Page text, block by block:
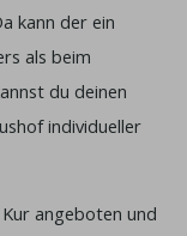
kann der ein
als beim
du deinen
individueller
angeboten und